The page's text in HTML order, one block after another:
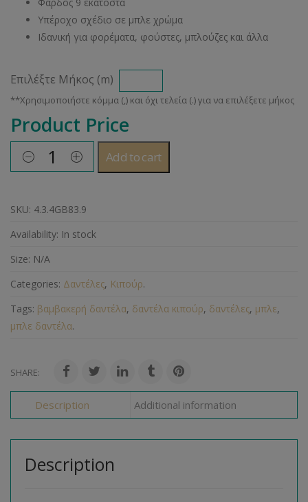
Υπέροχο σχέδιο σε μπλε χρώμα
Ιδανική για φορέματα, φούστες, μπλούζες και άλλα
Επιλέξτε Μήκος (m)
Product Price
Add to cart
SKU: 4.3.4GB83.9
Availability: In stock
Size: N/A
Categories: Δαντέλες, Κιπούρ.
Tags: βαμβακερή δαντέλα, δαντέλα κιπούρ, δαντέλες, μπλε,
μπλε δαντέλα.
SHARE:
Description Additional information
Description